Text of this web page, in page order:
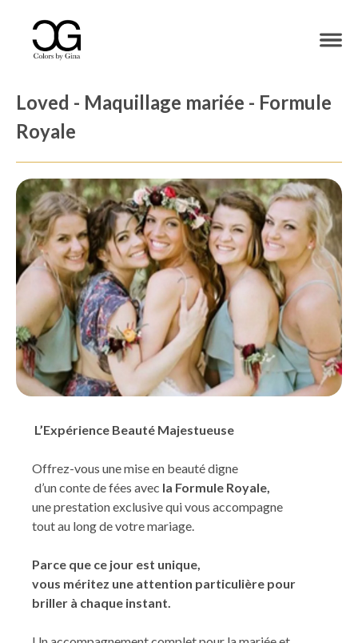
Loved - Maquillage mariée - Formule
Royale
L’Expérience Beauté Majestueuse
Offrez-vous une mise en beauté digne
d’un conte de fées avec la Formule Royale,
une prestation exclusive qui vous accompagne
tout au long de votre mariage.
Parce que ce jour est unique,
vous méritez une attention particulière pour
briller à chaque instant.